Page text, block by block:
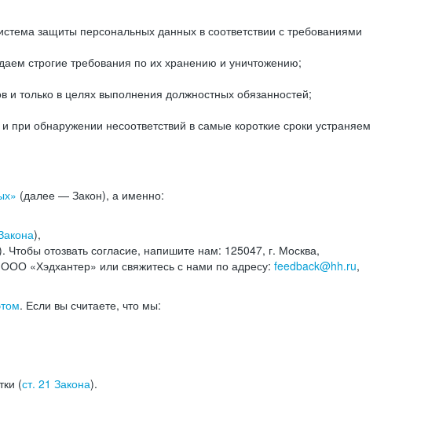
защиты персональных данных в соответствии с требованиями
строгие требования по их хранению и уничтожению;
только в целях выполнения должностных обязанностей;
обнаружении несоответствий в самые короткие сроки устраняем
(далее — Закон), а именно:
),
Чтобы отозвать согласие, напишите нам: 125047, г. Москва,
«Хэдхантер» или свяжитесь с нами по адресу: feedback@hh.ru,
. Если вы считаете, что мы:
(ст. 21 Закона).